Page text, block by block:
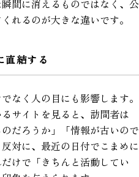
間に消えるものではなく、公
れるのが大きな違いです。
直結する
なく人の目にも影響します。
サイトを見ると、訪問者は
だろうか」「情報が古いので
対に、最近の日付でこまめに
けで「きちんと活動してい